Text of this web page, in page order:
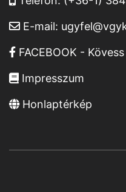
E-mail:
FACEBOOK -
Impresszum
Honlaptérkép